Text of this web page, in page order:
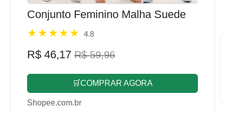
Conjunto Feminino Malha Suede
4.8
R$ 46,17 R$ 59,96
🛒COMPRAR AGORA
Shopee.com.br